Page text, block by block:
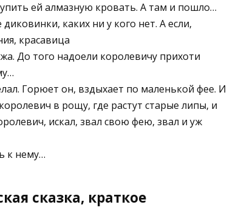
ей алмазную кровать. А там и пошло…
каких ни у кого нет. А если,
красавица
До того надоели королевичу прихоти
Горюет он, вздыхает по маленькой фее. И
в рощу, где растут старые липы, и
искал, звал свою фею, звал и уж
к нему…
сказка, краткое